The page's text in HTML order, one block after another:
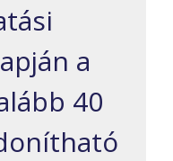
a
40